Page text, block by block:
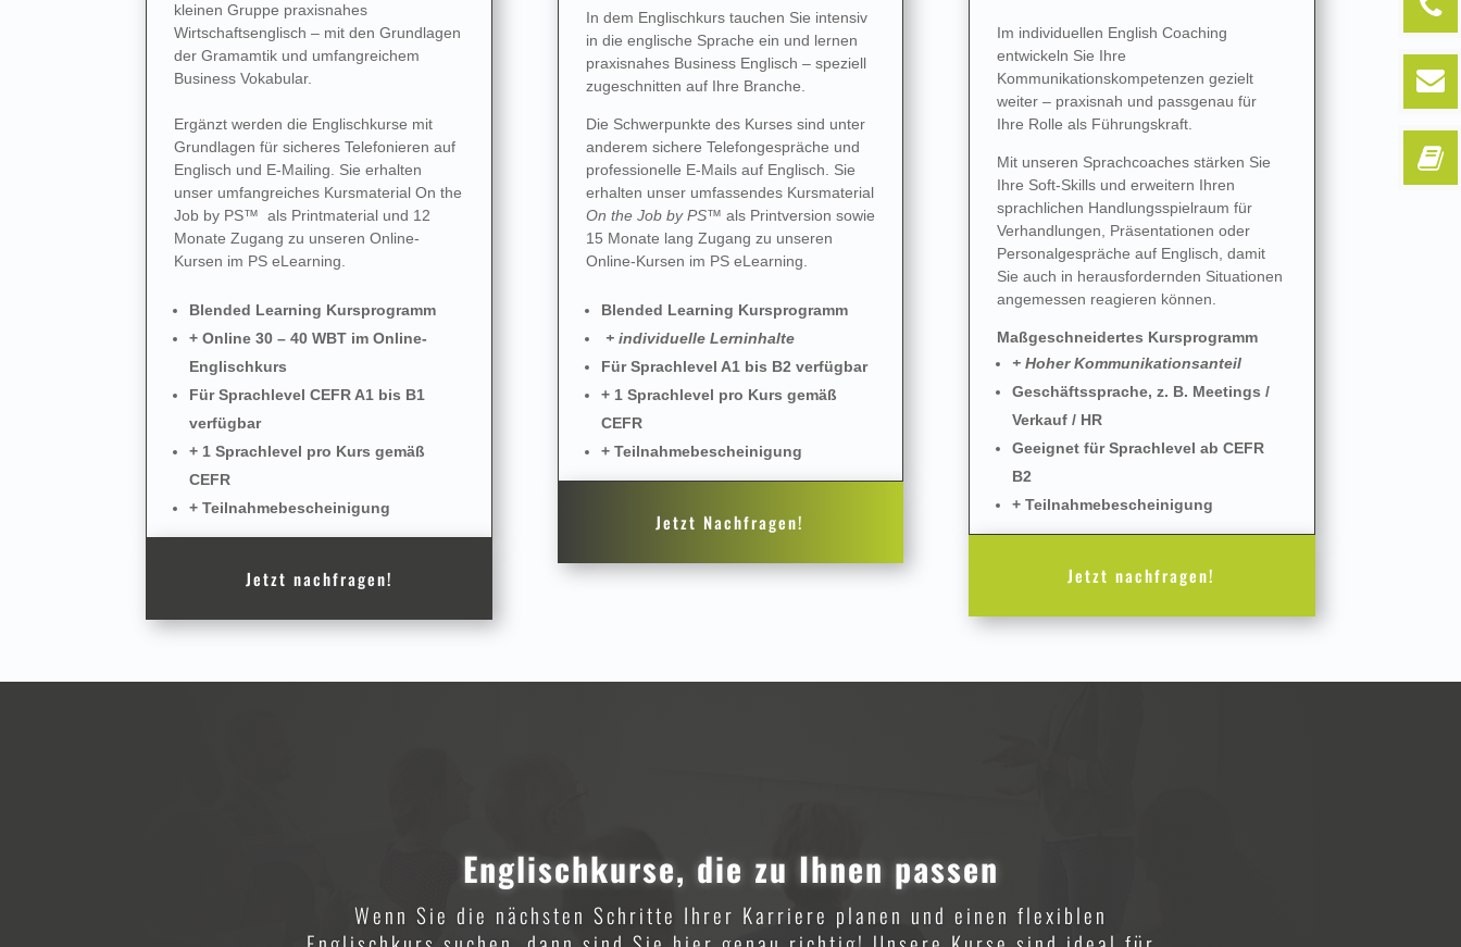
kleinen Gruppe praxisnahes
Wirtschaftsenglisch – mit den Grundlagen
der Gramamtik und umfangreichem
Business Vokabular.
Ergänzt werden die Englischkurse mit
Grundlagen für sicheres Telefonieren auf
Englisch und E-Mailing. Sie erhalten
unser umfangreiches Kursmaterial On the
Job by PS™ als Printmaterial und 12
Monate Zugang zu unseren Online-
Kursen im PS eLearning.
Blended Learning Kursprogramm
+ Online 30 – 40 WBT im Online-
Englischkurs
Für Sprachlevel CEFR A1 bis B1
verfügbar
+ 1 Sprachlevel pro Kurs gemäß
CEFR
+ Teilnahmebescheinigung
Jetzt nachfragen!
In dem Englischkurs tauchen Sie intensiv
in die englische Sprache ein und lernen
praxisnahes Business Englisch – speziell
zugeschnitten auf Ihre Branche.
Die Schwerpunkte des Kurses sind unter
anderem sichere Telefongespräche und
professionelle E-Mails auf Englisch. Sie
erhalten unser umfassendes Kursmaterial
On the Job by PS™ als Printversion sowie
15 Monate lang Zugang zu unseren
Online-Kursen im PS eLearning.
Blended Learning Kursprogramm
+ individuelle Lerninhalte
Für Sprachlevel A1 bis B2 verfügbar
+ 1 Sprachlevel pro Kurs gemäß
CEFR
+ Teilnahmebescheinigung
Jetzt Nachfragen!
Im individuellen English Coaching
entwickeln Sie Ihre
Kommunikationskompetenzen gezielt
weiter – praxisnah und passgenau für
Ihre Rolle als Führungskraft.
Mit unseren Sprachcoaches stärken Sie
Ihre Soft-Skills und erweitern Ihren
sprachlichen Handlungsspielraum für
Verhandlungen, Präsentationen oder
Personalgespräche auf Englisch, damit
Sie auch in herausfordernden Situationen
angemessen reagieren können.
Maßgeschneidertes Kursprogramm
+ Hoher Kommunikationsanteil
Geschäftssprache, z. B. Meetings /
Verkauf / HR
Geeignet für Sprachlevel ab CEFR
B2
+ Teilnahmebescheinigung
Jetzt nachfragen!
Englischkurse, die zu Ihnen passen
Wenn Sie die nächsten Schritte Ihrer Karriere planen und einen flexiblen